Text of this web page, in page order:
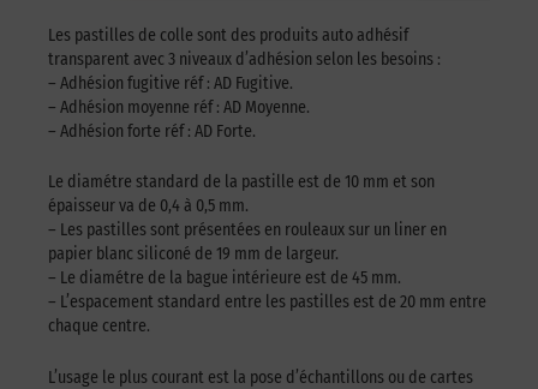
Les pastilles de colle sont des produits auto adhésif
transparent avec 3 niveaux d’adhésion selon les besoins :
– Adhésion fugitive réf : AD Fugitive.
– Adhésion moyenne réf : AD Moyenne.
– Adhésion forte réf : AD Forte.
Le diamétre standard de la pastille est de 10 mm et son
épaisseur va de 0,4 à 0,5 mm.
– Les pastilles sont présentées en rouleaux sur un liner en
papier blanc siliconé de 19 mm de largeur.
– Le diamétre de la bague intérieure est de 45 mm.
– L’espacement standard entre les pastilles est de 20 mm entre
chaque centre.
L’usage le plus courant est la pose d’échantillons ou de cartes